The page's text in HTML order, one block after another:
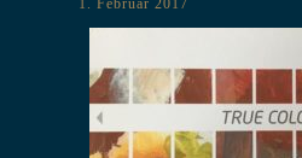
1. Februar 2017